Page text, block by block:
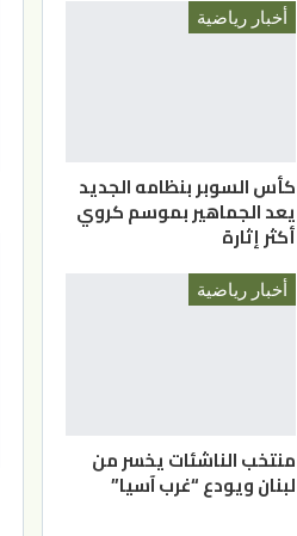
أخبار رياضية
كأس السوبر بنظامه الجديد
يعد الجماهير بموسم كروي
أكثر إثارة
أخبار رياضية
منتخب الناشئات يخسر من
لبنان ويودع “غرب آسيا”